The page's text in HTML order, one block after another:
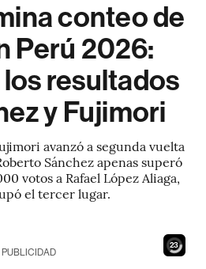
conteo de
Perú 2026:
resultados
y Fujimori
avanzó a segunda vuelta
Sánchez apenas superó
votos a Rafael López Aliaga,
el tercer lugar.
21
PUBLICIDAD